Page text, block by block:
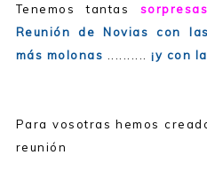
Tenemos tantas sorpresas
Reunión de Novias con
más molonas
¡y con
Para vosotras hemos
reunión